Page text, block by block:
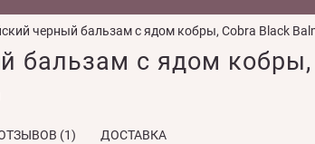
черный бальзам с ядом кобры, Cobra Black
бальзам с ядом кобры,
(1) ДОСТАВКА